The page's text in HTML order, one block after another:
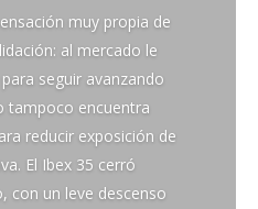
muy propia de
al mercado le
seguir avanzando
tampoco encuentra
reducir exposición de
El Ibex 35 cerró
con un leve descenso